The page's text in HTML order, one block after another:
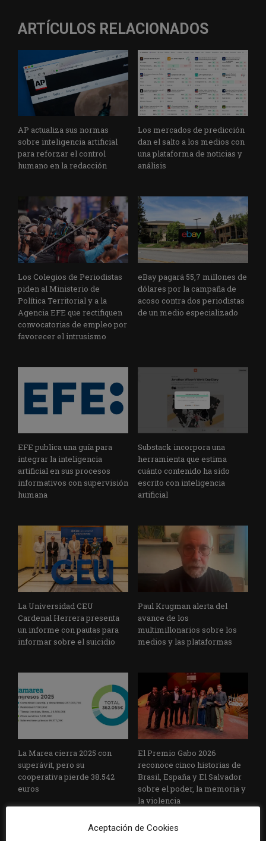
ARTÍCULOS RELACIONADOS
AP actualiza sus normas
sobre inteligencia artificial
para reforzar el control
humano en la redacción
Los mercados de predicción
dan el salto a los medios con
una plataforma de noticias y
análisis
Los Colegios de Periodistas
piden al Ministerio de
Política Territorial y a la
Agencia EFE que rectifiquen
convocatorias de empleo por
favorecer el intrusismo
eBay pagará 55,7 millones de
dólares por la campaña de
acoso contra dos periodistas
de un medio especializado
EFE publica una guía para
integrar la inteligencia
artificial en sus procesos
informativos con supervisión
humana
Substack incorpora una
herramienta que estima
cuánto contenido ha sido
escrito con inteligencia
artificial
La Universidad CEU
Cardenal Herrera presenta
un informe con pautas para
informar sobre el suicidio
Paul Krugman alerta del
avance de los
multimillonarios sobre los
medios y las plataformas
La Marea cierra 2025 con
superávit, pero su
cooperativa pierde 38.542
euros
El Premio Gabo 2026
reconoce cinco historias de
Brasil, España y El Salvador
sobre el poder, la memoria y
la violencia
Aceptación de Cookies